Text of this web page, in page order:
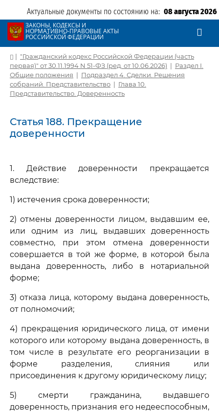
Актуальные документы по состоянию на: 08 августа 2026
ЗАКОНЫ, КОДЕКСЫ И
НОРМАТИВНО-ПРАВОВЫЕ АКТЫ
РОССИЙСКОЙ ФЕДЕРАЦИИ
| "Гражданский кодекс Российской Федерации (часть
первая)" от 30.11.1994 N 51-ФЗ (ред. от 10.06.2026) | Раздел I.
Общие положения | Подраздел 4. Сделки. Решения
собраний. Представительство | Глава 10.
Представительство. Доверенность
Статья 188. Прекращение
доверенности
1. Действие доверенности прекращается
вследствие:
1) истечения срока доверенности;
2) отмены доверенности лицом, выдавшим ее,
или одним из лиц, выдавших доверенность
совместно, при этом отмена доверенности
совершается в той же форме, в которой была
выдана доверенность, либо в нотариальной
форме;
3) отказа лица, которому выдана доверенность,
от полномочий;
4) прекращения юридического лица, от имени
которого или которому выдана доверенность, в
том числе в результате его реорганизации в
форме разделения, слияния или
присоединения к другому юридическому лицу;
5) смерти гражданина, выдавшего
доверенность, признания его недееспособным,